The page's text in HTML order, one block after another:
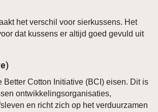
het verschil voor sierkussens. Het
dat kussens er altijd goed gevuld uit
Better Cotton Initiative (BCI) eisen. Dit is
ontwikkelingsorganisaties,
en richt zich op het verduurzamen